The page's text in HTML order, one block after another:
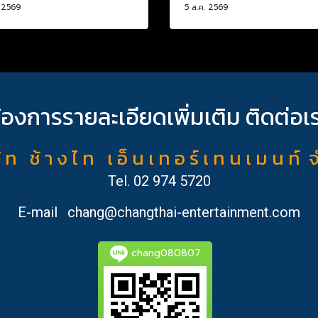
5 ส.ค. 2569
งการรายละเอียดเพิ่มเติม ติดต่อเ
ท ช้ า ง ไ ท เ อ็ น เ ท อ ร์ เ ท น เ ม น ท์
Tel. 02 974 5720
E-mail
chang@changthai-entertainment.com
chang080807